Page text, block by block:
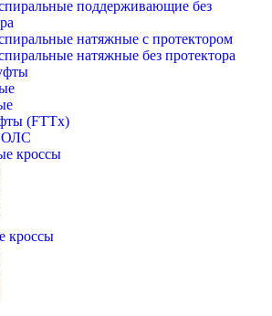
поддерживающие без
натяжные с протектором
натяжные без протектора
(FTTx)
кроссы
кроссы